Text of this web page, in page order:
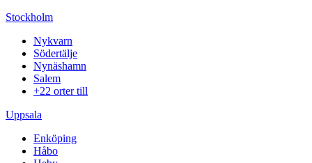
Stockholm
Nykvarn
Södertälje
Nynäshamn
Salem
+22 orter till
Uppsala
Enköping
Håbo